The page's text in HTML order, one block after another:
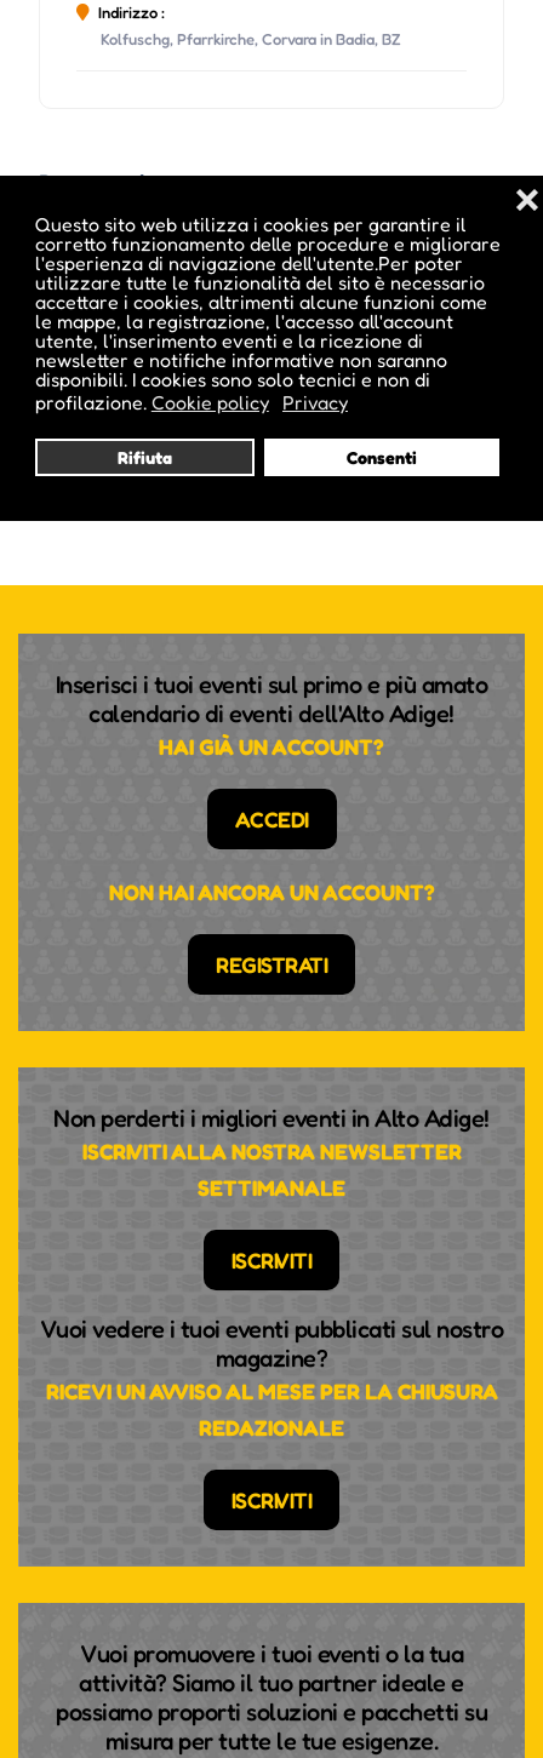
Questo sito web utilizza i cookies per garantire il
corretto funzionamento delle procedure e migliorare
l'esperienza di navigazione dell'utente.Per poter
utilizzare tutte le funzionalità del sito è necessario
accettare i cookies, altrimenti alcune funzioni come
le mappe, la registrazione, l'accesso all'account
utente, l'inserimento eventi e la ricezione di
newsletter e notifiche informative non saranno
disponibili. I cookies sono solo tecnici e non di
profilazione. Cookie policy Privacy
Rifiuta Consenti
❌
Indirizzo :
Kolfuschg, Pfarrkirche, Corvara in Badia, BZ
Date e orari evento :
Inserisci i tuoi eventi sul primo e più amato
calendario di eventi dell'Alto Adige!
HAI GIÀ UN ACCOUNT?
ACCEDI
NON HAI ANCORA UN ACCOUNT?
REGISTRATI
Non perderti i migliori eventi in Alto Adige!
ISCRIVITI ALLA NOSTRA NEWSLETTER
SETTIMANALE
ISCRIVITI
Vuoi vedere i tuoi eventi pubblicati sul nostro
magazine?
RICEVI UN AVVISO AL MESE PER LA CHIUSURA
REDAZIONALE
ISCRIVITI
Vuoi promuovere i tuoi eventi o la tua
attività? Siamo il tuo partner ideale e
possiamo proporti soluzioni e pacchetti su
misura per tutte le tue esigenze.